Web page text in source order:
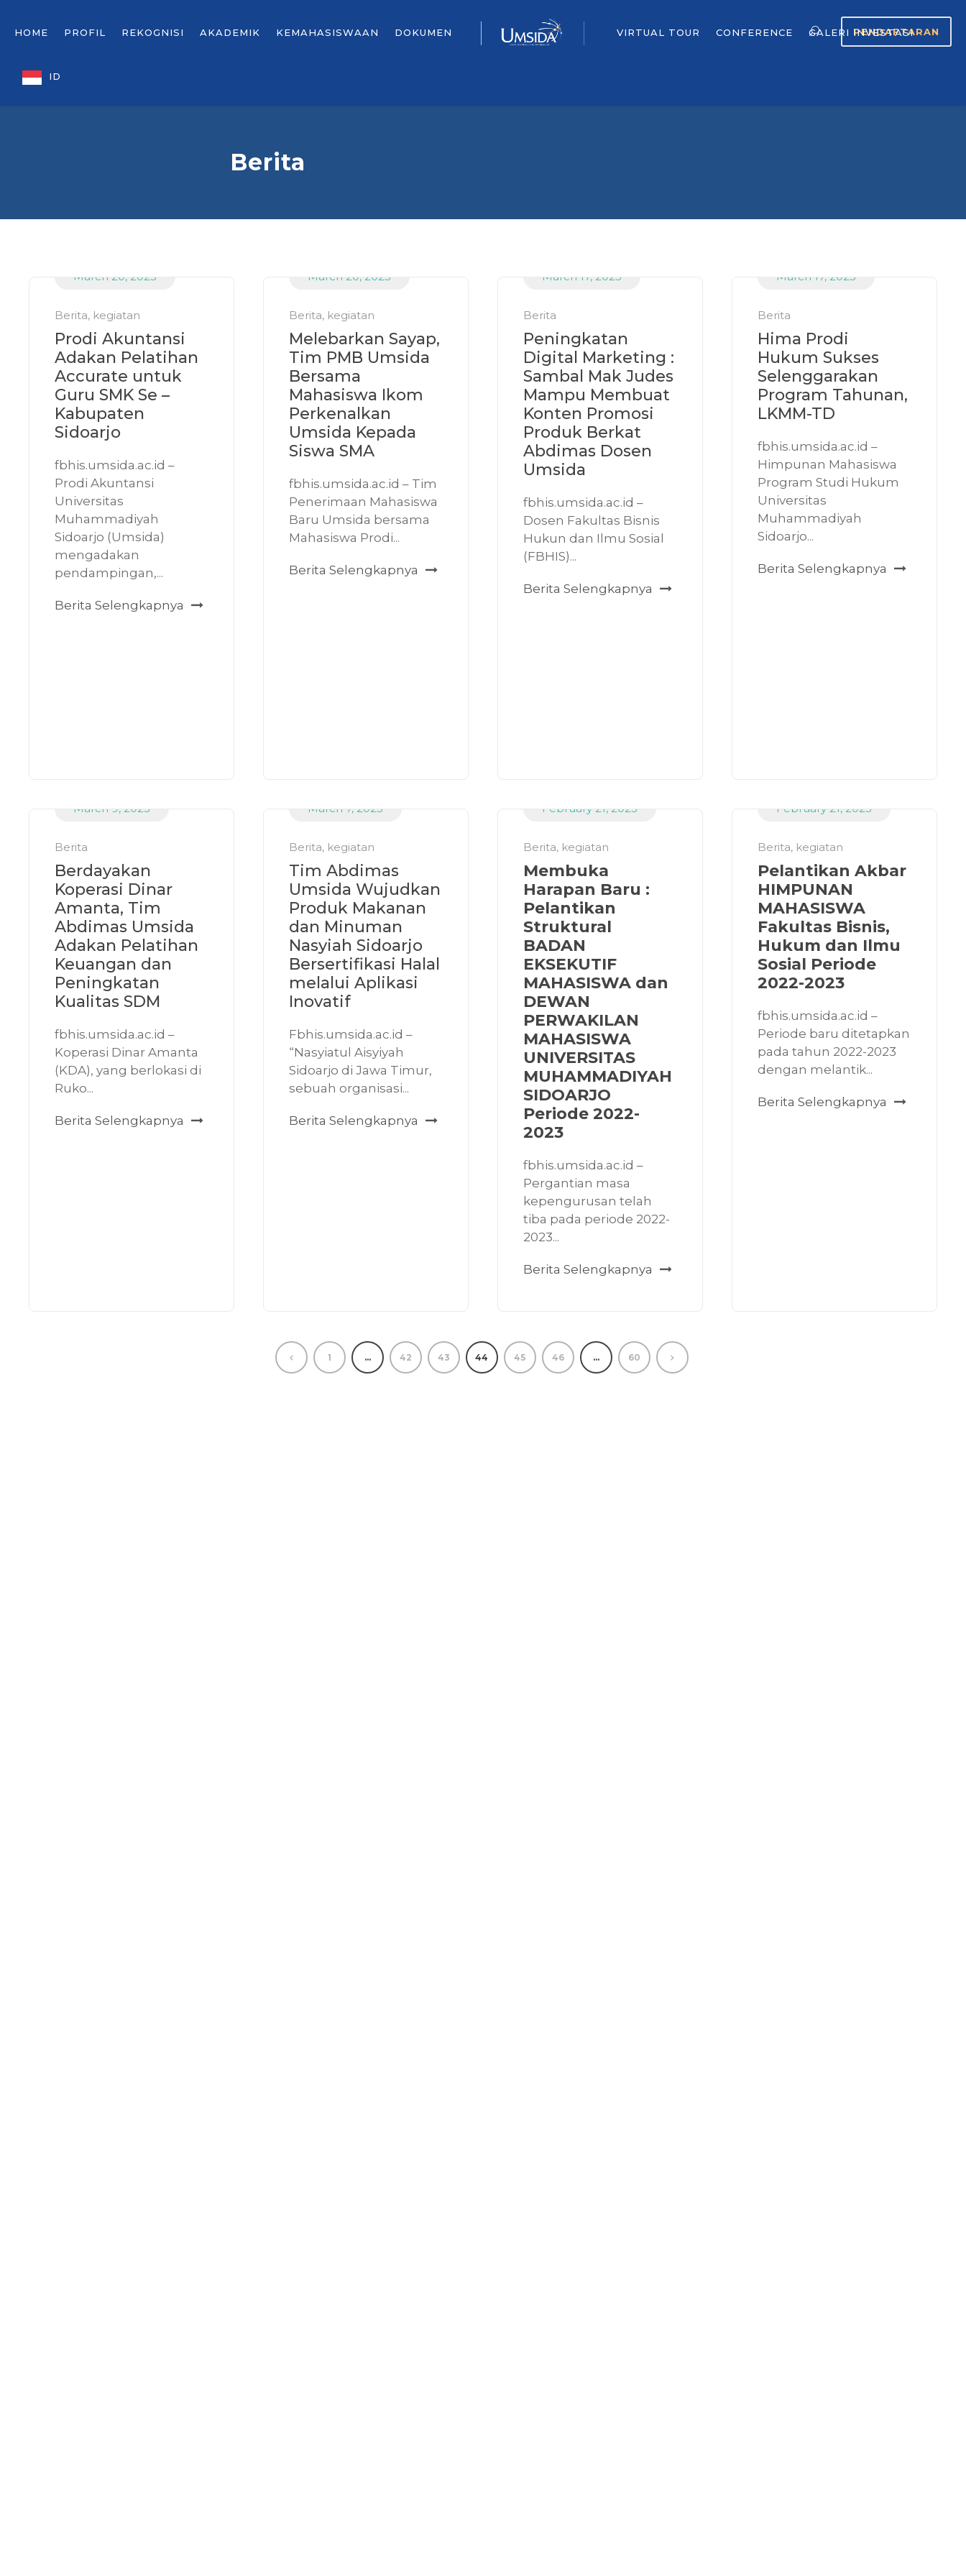
HOME PROFIL REKOGNISI AKADEMIK KEMAHASISWAAN DOKUMEN VIRTUAL TOUR CONFERENCE GALERI INVESTASI
ID
PENDAFTARAN
Berita
March 20, 2023
Berita, kegiatan
Prodi Akuntansi
Adakan Pelatihan
Accurate untuk
Guru SMK Se –
Kabupaten
Sidoarjo
fbhis.umsida.ac.id –
Prodi Akuntansi
Universitas
Muhammadiyah
Sidoarjo (Umsida)
mengadakan
pendampingan,...
Berita Selengkapnya
March 20, 2023
Berita, kegiatan
Melebarkan Sayap,
Tim PMB Umsida
Bersama
Mahasiswa Ikom
Perkenalkan
Umsida Kepada
Siswa SMA
fbhis.umsida.ac.id – Tim
Penerimaan Mahasiswa
Baru Umsida bersama
Mahasiswa Prodi...
Berita Selengkapnya
March 17, 2023
Berita
Peningkatan
Digital Marketing :
Sambal Mak Judes
Mampu Membuat
Konten Promosi
Produk Berkat
Abdimas Dosen
Umsida
fbhis.umsida.ac.id –
Dosen Fakultas Bisnis
Hukun dan Ilmu Sosial
(FBHIS)...
Berita Selengkapnya
March 17, 2023
Berita
Hima Prodi
Hukum Sukses
Selenggarakan
Program Tahunan,
LKMM-TD
fbhis.umsida.ac.id –
Himpunan Mahasiswa
Program Studi Hukum
Universitas
Muhammadiyah
Sidoarjo...
Berita Selengkapnya
March 9, 2023
Berita
Berdayakan
Koperasi Dinar
Amanta, Tim
Abdimas Umsida
Adakan Pelatihan
Keuangan dan
Peningkatan
Kualitas SDM
fbhis.umsida.ac.id –
Koperasi Dinar Amanta
(KDA), yang berlokasi di
Ruko...
Berita Selengkapnya
March 7, 2023
Berita, kegiatan
Tim Abdimas
Umsida Wujudkan
Produk Makanan
dan Minuman
Nasyiah Sidoarjo
Bersertifikasi Halal
melalui Aplikasi
Inovatif
Fbhis.umsida.ac.id –
“Nasyiatul Aisyiyah
Sidoarjo di Jawa Timur,
sebuah organisasi...
Berita Selengkapnya
February 21, 2023
Berita, kegiatan
Membuka
Harapan Baru :
Pelantikan
Struktural
BADAN
EKSEKUTIF
MAHASISWA dan
DEWAN
PERWAKILAN
MAHASISWA
UNIVERSITAS
MUHAMMADIYAH
SIDOARJO
Periode 2022-
2023
fbhis.umsida.ac.id –
Pergantian masa
kepengurusan telah
tiba pada periode 2022-
2023...
Berita Selengkapnya
February 21, 2023
Berita, kegiatan
Pelantikan Akbar
HIMPUNAN
MAHASISWA
Fakultas Bisnis,
Hukum dan Ilmu
Sosial Periode
2022-2023
fbhis.umsida.ac.id –
Periode baru ditetapkan
pada tahun 2022-2023
dengan melantik...
Berita Selengkapnya
1 … 42 43 44 45 46 … 60